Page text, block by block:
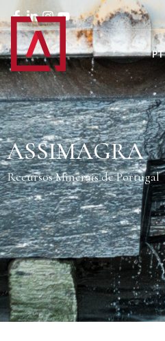
PT
ASSIMAGRA
Recursos Minerais de Portugal